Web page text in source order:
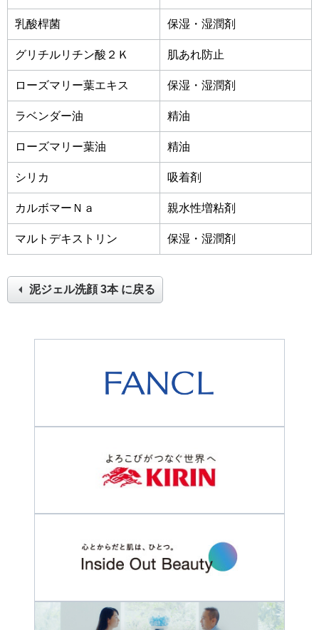
乳酸桿菌 保湿・湿潤剤
グリチルリチン酸２Ｋ 肌あれ防止
ローズマリー葉エキス 保湿・湿潤剤
ラベンダー油 精油
ローズマリー葉油 精油
シリカ 吸着剤
カルボマーＮａ 親水性増粘剤
マルトデキストリン 保湿・湿潤剤
泥ジェル洗顔 3本に戻る